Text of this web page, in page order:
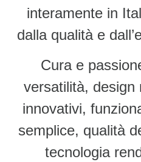
interamente in
dalla qualità e
Cura e
versatilità, design
innovativi,
semplice, qualità
tecnologia